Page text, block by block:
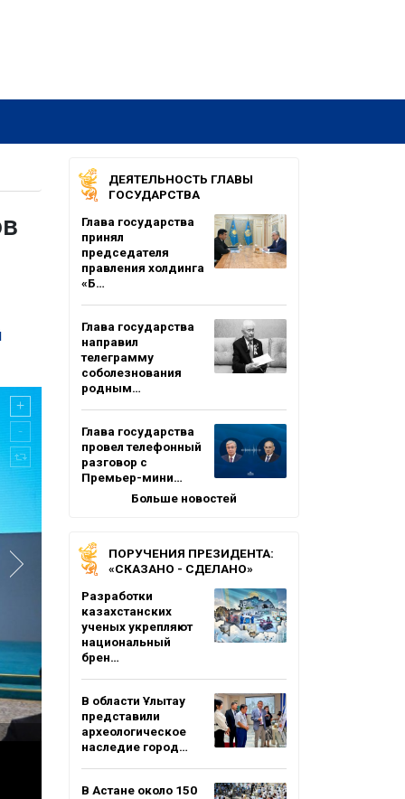
ДЕЯТЕЛЬНОСТЬ ГЛАВЫ
ГОСУДАРСТВА
Глава государства
принял
председателя
правления холдинга
«Б…
Глава государства
направил
телеграмму
соболезнования
родным…
Глава государства
провел телефонный
разговор с
Премьер-мини…
Больше новостей
ПОРУЧЕНИЯ ПРЕЗИДЕНТА:
«СКАЗАНО - СДЕЛАНО»
Разработки
казахстанских
ученых укрепляют
национальный
брен…
В области Ұлытау
представили
археологическое
наследие город…
В Астане около 150